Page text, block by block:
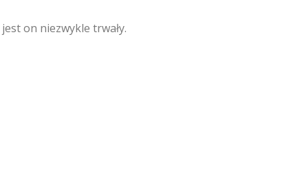
on niezwykle trwały.